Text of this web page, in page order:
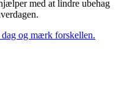
med at lindre ubehag
og mærk forskellen.